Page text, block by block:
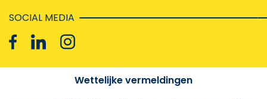
SOCIAL MEDIA
Wettelijke vermeldingen